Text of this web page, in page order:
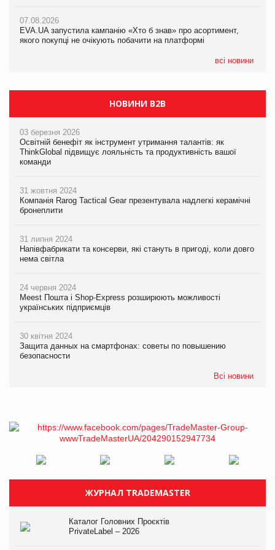
07.08.2026
EVA.UA запустила кампанію «Хто б знав» про асортимент,
якого покупці не очікують побачити на платформі
всі новини
05.08.2026
Мережа супермаркетів VARUS купує мережу магазинів
НОВИНИ B2B
03 березня 2026
Освітній бенефіт як інструмент утримання талантів: як
ThinkGlobal підвищує лояльність та продуктивність вашої
команди
31 жовтня 2024
Компанія Rarog Tactical Gear презентувала надлегкі керамічні
бронеплити
31 липня 2024
Напівфабрикати та консерви, які стануть в пригоді, коли довго
нема світла
24 червня 2024
Meest Пошта і Shop-Express розширюють можливості
українських підприємців
30 квітня 2024
Защита данных на смартфонах: советы по повышению
безопасности
Всі новини
ЖУРНАЛ TRADEMASTER
Каталог Головних Проєктів
PrivateLabel – 2026